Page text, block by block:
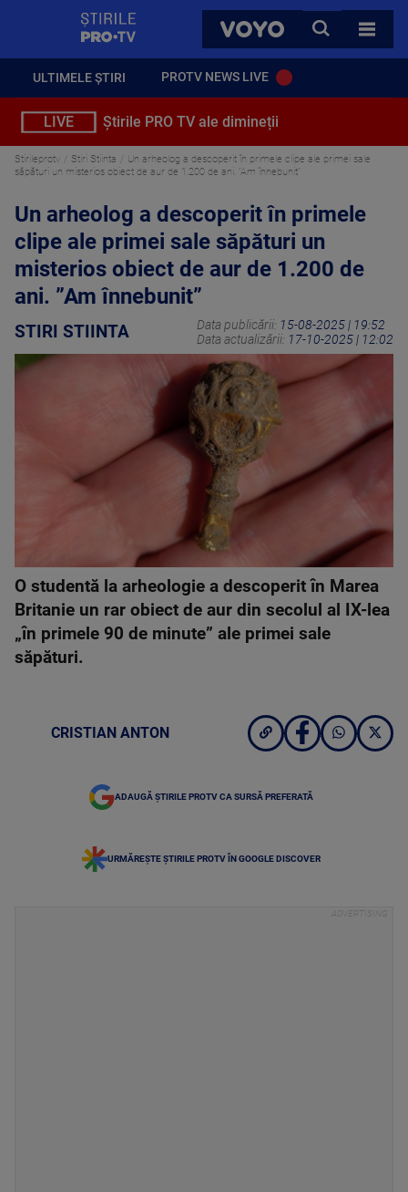
VOYO
CAUTA
TOATE
ULTIMELE ȘTIRI PROTV NEWS LIVE
LIVE Știrile PRO TV ale dimineții
Stirileprotv Stiri Stiinta
Un arheolog a descoperit în primele clipe ale primei sale
săpături un misterios obiect de aur de 1.200 de ani. ”Am înnebunit”
Un arheolog a descoperit în primele
clipe ale primei sale săpături un
misterios obiect de aur de 1.200 de
ani. ”Am înnebunit”
STIRI STIINTA Data publicării: 15-08-2025 | 19:52
Data actualizării: 17-10-2025 | 12:02
O studentă la arheologie a descoperit în Marea
Britanie un rar obiect de aur din secolul al IX-lea
„în primele 90 de minute” ale primei sale
săpături.
CRISTIAN ANTON
ADAUGĂ ȘTIRILE PROTV CA SURSĂ PREFERATĂ
URMĂREȘTE ȘTIRILE PROTV ÎN GOOGLE DISCOVER